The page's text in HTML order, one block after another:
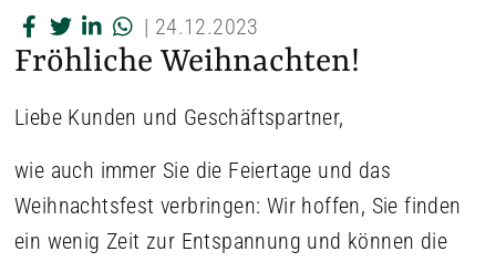
| 24.12.2023
Fröhliche Weihnachten!
Liebe Kunden und Geschäftspartner,
wie auch immer Sie die Feiertage und das
Weihnachtsfest verbringen: Wir hoffen, Sie finden
ein wenig Zeit zur Entspannung und können die